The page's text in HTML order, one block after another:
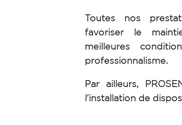
Toutes nos
favoriser le
meilleures
professionnalisme.
Par ailleurs,
l’installation de